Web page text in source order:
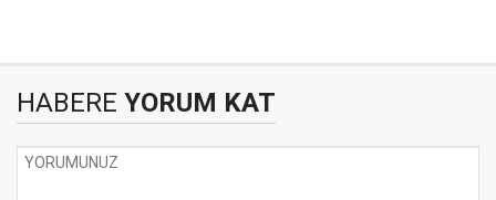
HABERE YORUM KAT